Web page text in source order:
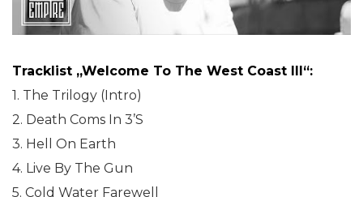
Tracklist „Welcome To The West Coast III“:
1. The Trilogy (Intro)
2. Death Coms In 3’S
3. Hell On Earth
4. Live By The Gun
5. Cold Water Farewell